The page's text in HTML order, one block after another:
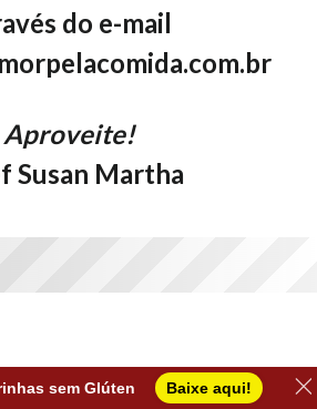
do e-mail
Aproveite!
Susan Martha
sem Glúten Baixe aqui!